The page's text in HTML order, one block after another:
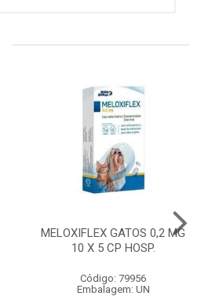
MELOXIFLEX GATOS 0,2 MG
10 X 5 CP HOSP.
Código: 79956
Embalagem: UN